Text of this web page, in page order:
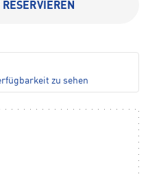
RESERVIEREN
zu sehen